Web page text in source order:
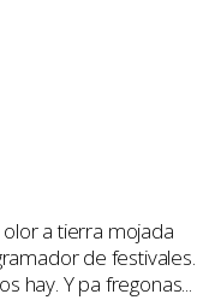
a tierra mojada
de festivales.
hay. Y pa fregonas...